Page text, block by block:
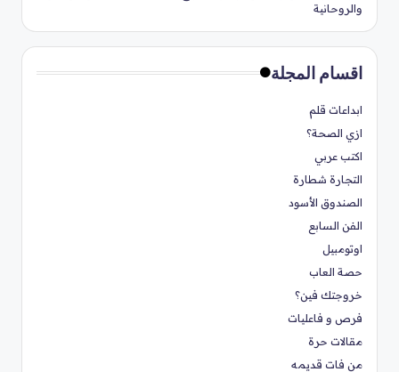
والروحانية
اقسام المجلة
ابداعات قلم
ازي الصحة؟
اكتب عربي
التجارة شطارة
الصندوق الأسود
الفن السابع
اوتومبيل
حصة العاب
خروجتك فين؟
فرص و فاعليات
مقالات حرة
من فات قديمه